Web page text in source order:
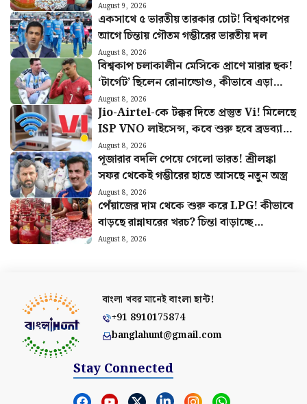
August 9, 2026
একসাথে ৫ ভারতীয় তারকার চোট! বিশ্বকাপের
আগে চিন্তায় গৌতম গম্ভীরের ভারতীয় দল
August 8, 2026
বিশ্বকাপ চলাকালীন মেসিকে প্রাণে মারার ছক!
‘টার্গেট’ ছিলেন রোনাল্ডোও, কীভাবে এড়ানো
গেল হামলা?
August 8, 2026
Jio-Airtel-কে টক্কর দিতে প্রস্তুত Vi! মিলেছে
ISP VNO লাইসেন্স, কবে শুরু হবে ব্রডব্যান্ড
সার্ভিস?
August 8, 2026
পূজারার বদলি পেয়ে গেলো ভারত! শ্রীলঙ্কা
সফর থেকেই গম্ভীরের হাতে আসছে নতুন অস্ত্র
August 8, 2026
পেঁয়াজের দাম থেকে শুরু করে LPG! কীভাবে
বাড়ছে রান্নাঘরের খরচ? চিন্তা বাড়াচ্ছে
পরিসংখ্যান
August 8, 2026
বাংলা খবর মানেইবাংলা হান্ট!
+91 8910175874
banglahunt@gmail.com
Stay Connected